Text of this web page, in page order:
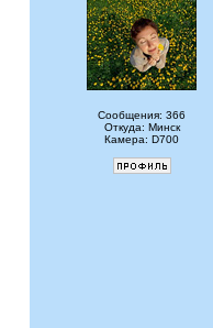
Сообщения: 366
Откуда: Минск
Камера: D700